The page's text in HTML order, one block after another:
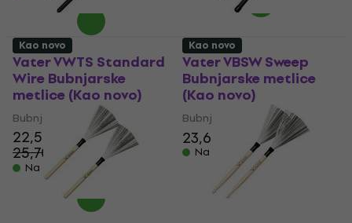
Vater VWTS Standard
Wire Bubnjarske
metlice (Kao novo)
Bubnjarske metlice
22,50 €
25,70 €
- 12 %
Na skladištu
Vater VBSW Sweep
Bubnjarske metlice
(Kao novo)
Bubnjarske metlice
23,60 € 24,40 €
Na skladištu
Kao novo Kao novo